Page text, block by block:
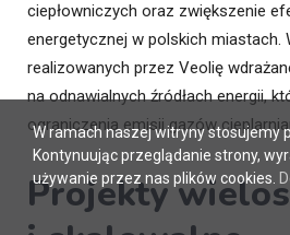
ciepłowniczych oraz zwiększenie
energetycznej w polskich miastach.
realizowanych przez Veolię
na odnawialnych źródłach energii,
ograniczenia emisji gazów
Projekty
W ramach naszej witryny stosujemy
Kontynuując przeglądanie strony,
używanie przez nas plików cookies.